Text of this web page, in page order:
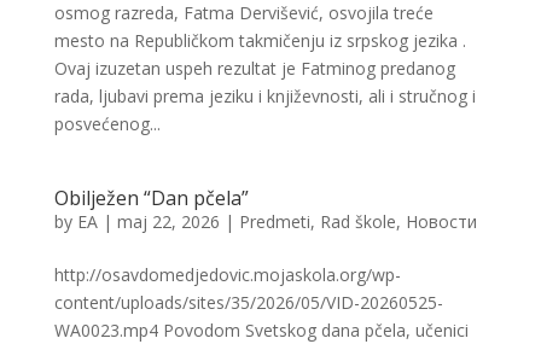
osmog razreda, Fatma Dervišević, osvojila treće
mesto na Republičkom takmičenju iz srpskog jezika .
Ovaj izuzetan uspeh rezultat je Fatminog predanog
rada, ljubavi prema jeziku i književnosti, ali i stručnog i
posvećenog...
Obilježen “Dan pčela”
by EA| maj 22, 2026 | Predmeti, Rad škole, Новости
http://osavdomedjedovic.mojaskola.org/wp-
content/uploads/sites/35/2026/05/VID-20260525-
WA0023.mp4 Povodom Svetskog dana pčela, učenici